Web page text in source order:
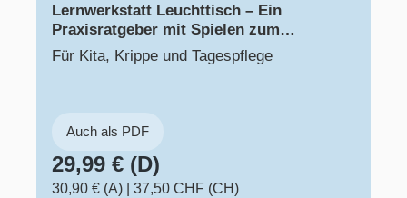
Lernwerkstatt Leuchttisch – Ein
Praxisratgeber mit Spielen zum
Forschen, Entdecken und
Experimentieren
Für Kita, Krippe und Tagespflege
Auch als PDF
29,99 € (D)
30,90 € (A)
37,50 CHF (CH)